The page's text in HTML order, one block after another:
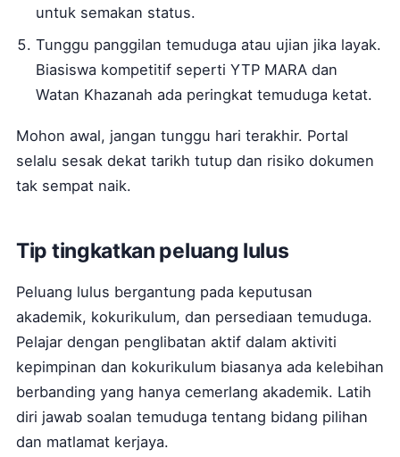
untuk semakan status.
Tunggu panggilan temuduga atau ujian jika layak.
Biasiswa kompetitif seperti YTP MARA dan
Watan Khazanah ada peringkat temuduga ketat.
Mohon awal, jangan tunggu hari terakhir. Portal
selalu sesak dekat tarikh tutup dan risiko dokumen
tak sempat naik.
Tip tingkatkan peluang lulus
Peluang lulus bergantung pada keputusan
akademik, kokurikulum, dan persediaan temuduga.
Pelajar dengan penglibatan aktif dalam aktiviti
kepimpinan dan kokurikulum biasanya ada kelebihan
berbanding yang hanya cemerlang akademik. Latih
diri jawab soalan temuduga tentang bidang pilihan
dan matlamat kerjaya.